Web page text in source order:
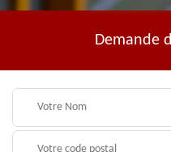
Demande